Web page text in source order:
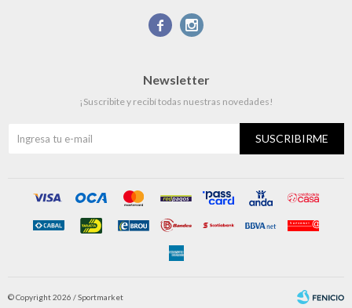
 
Newsletter
¡Suscribite y recibí todas nuestras novedades!
SUSCRIBIRME
© Copyright 2026 / Sportmarket